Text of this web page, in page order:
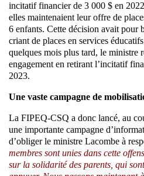
incitatif financier de 3 000 $ en
elles maintenaient leur offre de
6 enfants. Cette décision avait pour
criant de places en services
quelques mois plus tard, le ministre
engagement en retirant l’incitatif
2023.
Une vaste campagne de
La FIPEQ-CSQ a donc lancé, au
une importante campagne
d’obliger le ministre Lacombe à
membres sont unies dans cette
sur la solidarité des parents, qui